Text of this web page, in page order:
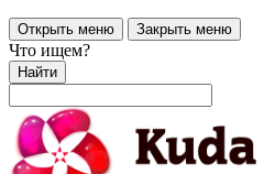
Открыть меню Закрыть меню
Что ищем?
Найти